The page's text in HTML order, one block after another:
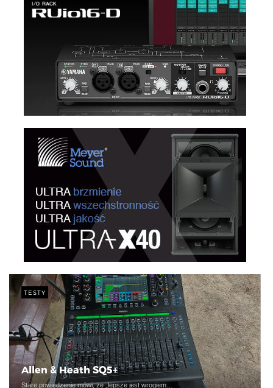
TESTY
Allen & Heath SQ5+
Stare powiedzenie mówi, że „lepsze jest wrogiem…